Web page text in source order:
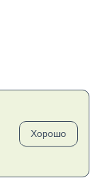
Хорошо